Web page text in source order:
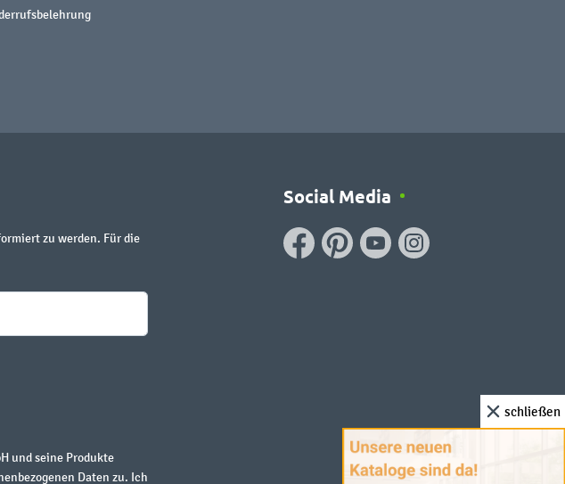
zu werden. Für die
und seine Produkte
Daten zu. Ich
Social Media
schließen